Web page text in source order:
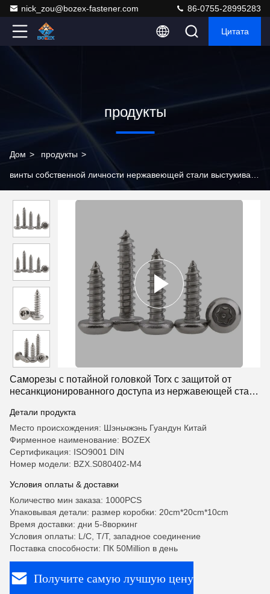
nick_zou@bozex-fastener.com 86-0755-28995283
Цитата
продукты
Дом > продукты >
винты собственной личности нержавеющей стали выстукивая
несанкционированного доступа из нержавеющей стали 304
Саморезы с потайной головкой Torx с защитой от
несанкционированного доступа из нержавеющей стали
Детали продукта
Место происхождения: Шэньчжэнь Гуандун Китай
Фирменное наименование: BOZEX
Сертификация: ISO9001 DIN
Номер модели: BZX.S080402-M4
Условия оплаты & доставки
Количество мин заказа: 1000PCS
Упаковывая детали: размер коробки: 20cm*20cm*10cm
Время доставки: дни 5-8воркинг
Условия оплаты: L/C, T/T, западное соединение
Поставка способности: ПК 50Million в день
Получите самую лучшую цену